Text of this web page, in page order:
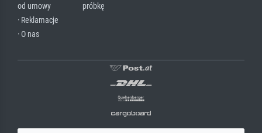
od umowy
· Reklamacje
· O nas
próbkę